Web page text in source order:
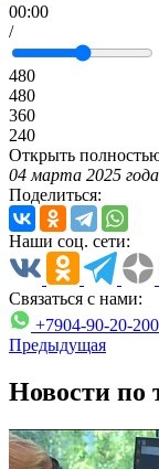
00:00
/
480
480
360
240
Открыть
04 марта 2025
Поделиться:
Наши соц. сети:
Связаться с нами:
+7904-90-20-200
Предыдущая
Новости по